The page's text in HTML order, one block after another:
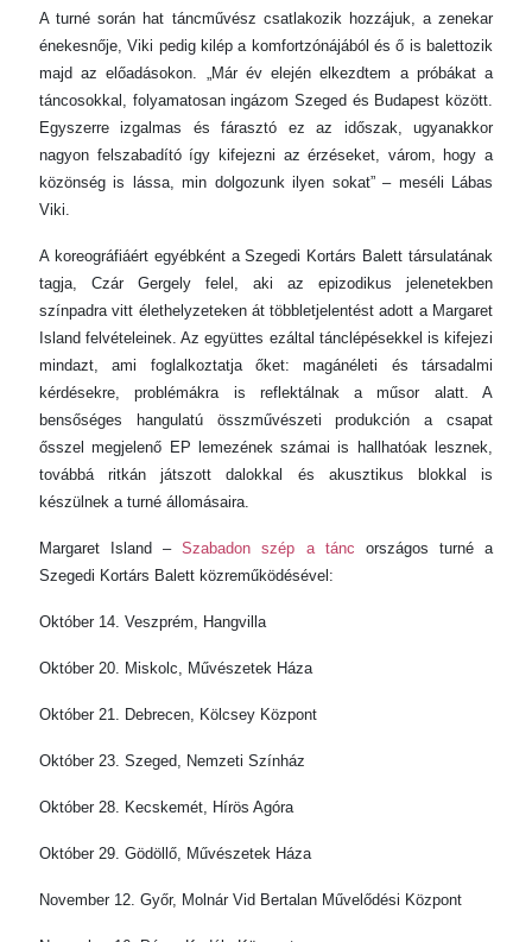
A turné során hat táncművész csatlakozik hozzájuk, a zenekar
énekesnője, Viki pedig kilép a komfortzónájából és ő is balettozik
majd az előadásokon. „Már év elején elkezdtem a próbákat a
táncosokkal, folyamatosan ingázom Szeged és Budapest között.
Egyszerre izgalmas és fárasztó ez az időszak, ugyanakkor
nagyon felszabadító így kifejezni az érzéseket, várom, hogy a
közönség is lássa, min dolgozunk ilyen sokat” – meséli Lábas
Viki.
A koreográfiáért egyébként a Szegedi Kortárs Balett társulatának
tagja, Czár Gergely felel, aki az epizodikus jelenetekben
színpadra vitt élethelyzeteken át többletjelentést adott a Margaret
Island felvételeinek. Az együttes ezáltal tánclépésekkel is kifejezi
mindazt, ami foglalkoztatja őket: magánéleti és társadalmi
kérdésekre, problémákra is reflektálnak a műsor alatt. A
bensőséges hangulatú összművészeti produkción a csapat
ősszel megjelenő EP lemezének számai is hallhatóak lesznek,
továbbá ritkán játszott dalokkal és akusztikus blokkal is
készülnek a turné állomásaira.
Margaret Island –Szabadon szép a tánc országos turné a
Szegedi Kortárs Balett közreműködésével:
Október 14. Veszprém, Hangvilla
Október 20. Miskolc, Művészetek Háza
Október 21. Debrecen, Kölcsey Központ
Október 23. Szeged, Nemzeti Színház
Október 28. Kecskemét, Hírös Agóra
Október 29. Gödöllő, Művészetek Háza
November 12. Győr, Molnár Vid Bertalan Művelődési Központ